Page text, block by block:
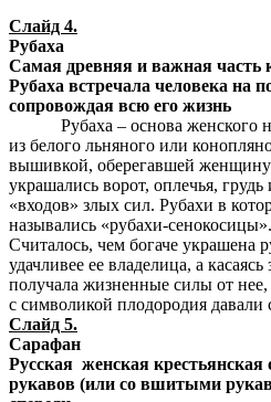
Слайд 4.
Рубаха
Самая древняя и важная часть
Рубаха встречала человека на
сопровождая всю его жизнь
Рубаха – основа женского
из белого льняного или
вышивкой, оберегавшей женщину
украшались ворот, оплечья,
«входов» злых сил. Рубахи в
назывались «рубахи-
Считалось, чем богаче украшена
удачливее ее владелица, а
получала жизненные силы от
с символикой плодородия давали
Слайд 5.
Сарафан
Русская женская крестьянская
рукавов (или со вшитыми